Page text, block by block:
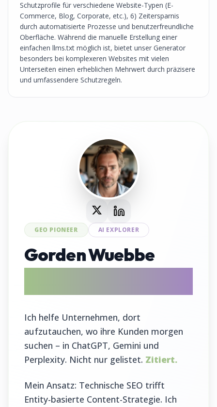
Schutzprofile für verschiedene Website-Typen (E-
Commerce, Blog, Corporate, etc.), 6) Zeitersparnis
durch automatisierte Prozesse und benutzerfreundliche
Oberfläche. Während die manuelle Erstellung einer
einfachen llms.txt möglich ist, bietet unser Generator
besonders bei komplexeren Websites mit vielen
Unterseiten einen erheblichen Mehrwert durch präzisere
und umfassendere Schutzregeln.
GEO PIONEER AI EXPLORER
Gorden Wuebbe
Ich helfe Unternehmen, dort
aufzutauchen, wo ihre Kunden morgen
suchen – in ChatGPT, Gemini und
Perplexity. Nicht nur gelistet. Zitiert.
Mein Ansatz: Technische SEO trifft
Entity-basierte Content-Strategie. Ich